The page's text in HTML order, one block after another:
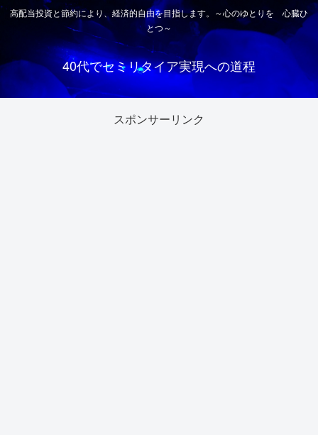
高配当投資と節約により、経済的自由を目指します。～心のゆとりを 心臓ひ
とつ～
40代でセミリタイア実現への道程
スポンサーリンク